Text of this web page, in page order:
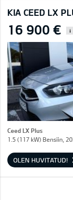
KIA CEED LX
16 900 € i
Ceed LX Plus
1.5 (117 kW) Bensiin,
OLEN HUVITATUD!